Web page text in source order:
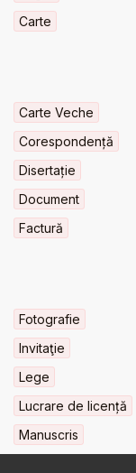
Carte
Carte Veche
Corespondență
Disertație
Document
Factură
Fotografie
Invitaţie
Lege
Lucrare de licență
Manuscris